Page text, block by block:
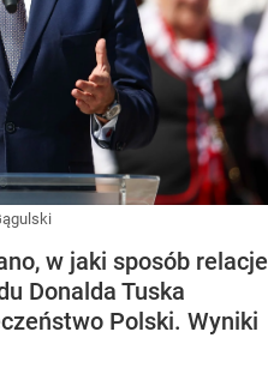
w jaki sposób relacje
Donalda Tuska
Polski. Wyniki